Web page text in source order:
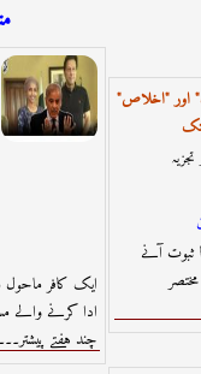
ایک کافر ماحول
ادا کرنے والے
چند ہفتے پیشتر۔۔۔
اور "اخلاص"
آنے